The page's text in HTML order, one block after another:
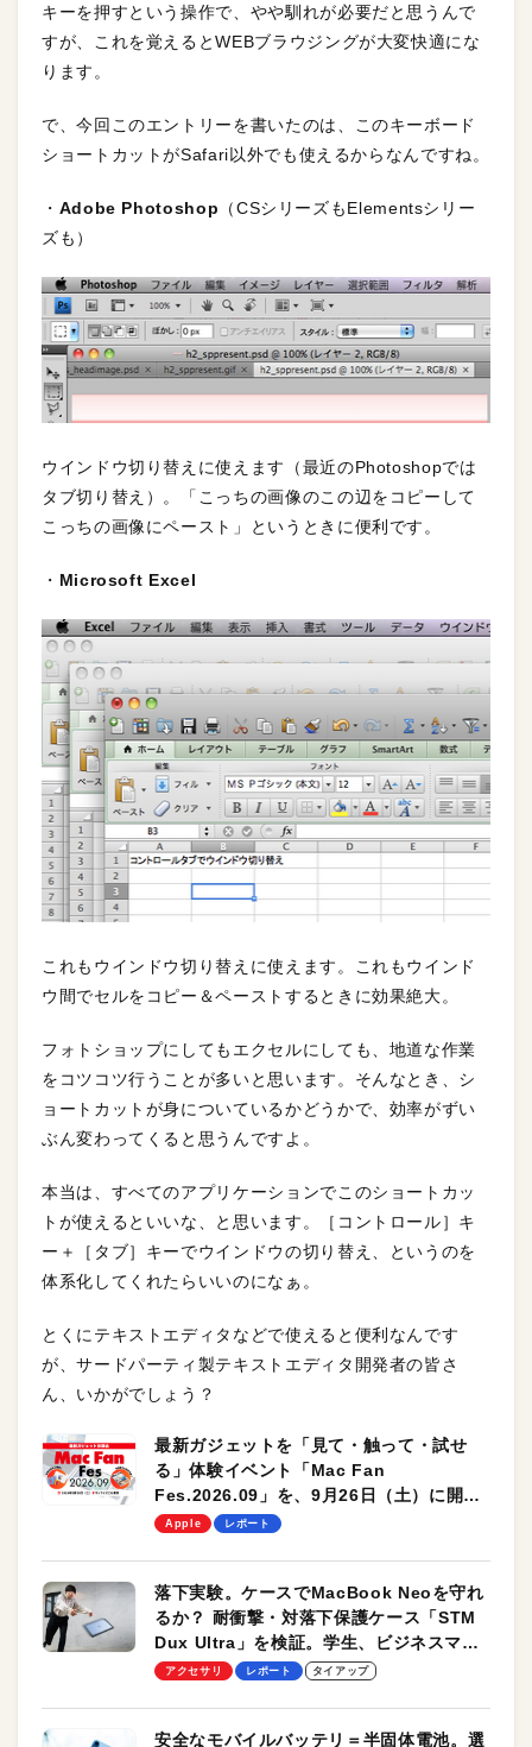
キーを押すという操作で、やや馴れが必要だと思うんで
すが、これを覚えるとWEBブラウジングが大変快適にな
ります。
で、今回このエントリーを書いたのは、このキーボード
ショートカットがSafari以外でも使えるからなんですね。
・ Adobe Photoshop （CSシリーズもElementsシリー
ズも）
ウインドウ切り替えに使えます（最近のPhotoshopでは
タブ切り替え）。「こっちの画像のこの辺をコピーして
こっちの画像にペースト」というときに便利です。
・ Microsoft Excel
これもウインドウ切り替えに使えます。これもウインド
ウ間でセルをコピー＆ペーストするときに効果絶大。
フォトショップにしてもエクセルにしても、地道な作業
をコツコツ行うことが多いと思います。そんなとき、シ
ョートカットが身についているかどうかで、効率がずい
ぶん変わってくると思うんですよ。
本当は、すべてのアプリケーションでこのショートカッ
トが使えるといいな、と思います。［コントロール］キ
ー＋［タブ］キーでウインドウの切り替え、というのを
体系化してくれたらいいのになぁ。
とくにテキストエディタなどで使えると便利なんです
が、サードパーティ製テキストエディタ開発者の皆さ
ん、いかがでしょう？
最新ガジェットを「見て・触って・試せ
る」体験イベント「Mac Fan
Fes.2026.09」を、9月26日（土）に開催
します！
Apple レポート
落下実験。ケースでMacBook Neoを守れ
るか？ 耐衝撃・対落下保護ケース「STM
Dux Ultra」を検証。学生、ビジネスマン
のモバイルユースに最適！
アクセサリ レポート タイアップ
安全なモバイルバッテリ＝半固体電池。選